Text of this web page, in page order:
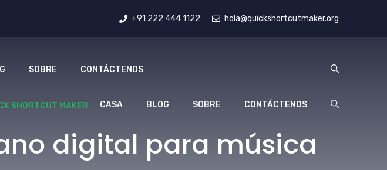
+91 222 444 1122 hola@quickshortcutmaker.org
SOBRE CONTÁCTENOS
CASA BLOG SOBRE CONTÁCTENOS
digital para música